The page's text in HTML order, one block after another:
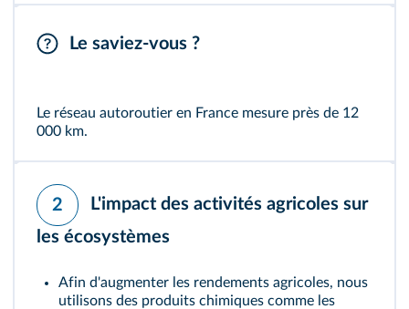
Le saviez-vous ?
Le réseau autoroutier en France mesure près de 12
000 km.
2
L'impact des activités agricoles sur
les écosystèmes
Afin d'augmenter les rendements agricoles, nous
utilisons des produits chimiques comme les